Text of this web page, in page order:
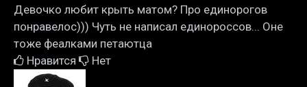
Девочко любит крыть матом? Про единорогов
понравелос))) Чуть не написал единороссов... Оне
тоже феалками петаютца
Нравится
Нет